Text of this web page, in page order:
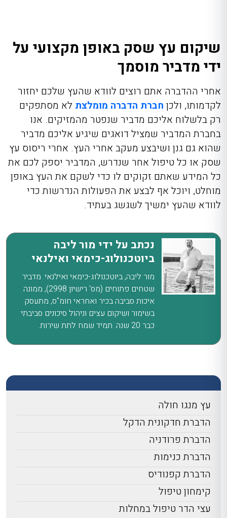
שיקום עץ שסק באופן מקצועי על
ידי מדביר מוסמך
אחרי ההדברה אתם רוצים לוודא שהעץ שלכם יחזור
לקדמותו, ולכן חברת הדברה מומלצת לא מסתפקים
רק בלשלוח אליכם מדביר שנפטר מהמזיקים. אנו
בחברת המדביר שמציל דואגים שיגיע אליכם מדביר
שהוא גם גנן ושיבצע מעקב אחרי העץ. אחרי ריסוס עץ
שסק או כל טיפול אחר שנדרש, המדביר יספק לכם את
כל המידע שאתם זקוקים לו כדי לשקם את העץ באופן
מוחלט, ויוכל אף לבצע את הפעולות הנדרשות כדי
לוודא שהעץ ימשיך לשגשג בעתיד.
נכתב על ידי מור ליבה
ביוטכנולוג-כימאי ואילנאי
מור ליבה, ביוטכנולוג-כימאי ואילנאי. מדביר
שטחים פתוחים (מס' רישיון 2998), ממונה
איכות סביבה בכיר ואחראי חומ"ס, מתעסק
בשימור ושיקום עצים וניהול סיכונים סביבתי
כבר 20 שנה. תמיד שמח לתת שירות.
עץ מנגו חולה
הדברת חדקונית הדקל
הדברת פרודניה
הדברת כנימות
הדברת קפנודיס
קימחון טיפול
עצי הדר טיפול במחלות